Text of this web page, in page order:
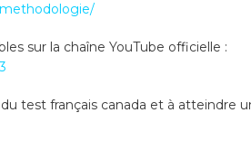
methodologie/
sur la chaîne YouTube officielle :
test français canada et à atteindre